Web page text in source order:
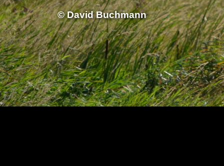
© David Buchmann